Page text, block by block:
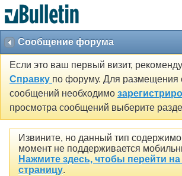
Сообщение форума
Если это ваш первый визит,
Справку по форуму. Для размещения
сообщений необходимо
просмотра сообщений выберите
Извините, но данный тип
момент не поддерживается
Нажмите здесь, чтобы перейти
страницу.